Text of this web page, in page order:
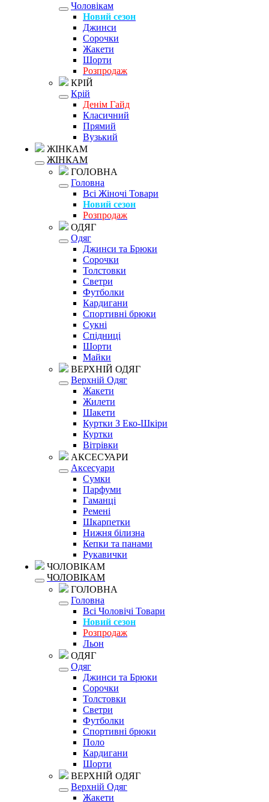
Чоловікам
Новий сезон
Джинси
Сорочки
Жакети
Шорти
Розпродаж
КРІЙ
Крій
Денім Гайд
Класичний
Прямий
Вузький
ЖІНКАМ
ЖІНКАМ
ГОЛОВНА
Головна
Всі Жіночі Товари
Новий сезон
Розпродаж
ОДЯГ
Одяг
Джинси та Брюки
Сорочки
Толстовки
Светри
Футболки
Кардигани
Спортивні брюки
Сукні
Спідниці
Шорти
Майки
ВЕРХНІЙ ОДЯГ
Верхній Одяг
Жакети
Жилети
Шакети
Куртки З Еко-Шкіри
Куртки
Вітрівки
АКСЕСУАРИ
Аксесуари
Сумки
Парфуми
Гаманці
Ремені
Шкарпетки
Нижня білизна
Кепки та панами
Рукавички
ЧОЛОВІКАМ
ЧОЛОВІКАМ
ГОЛОВНА
Головна
Всі Чоловічі Товари
Новий сезон
Розпродаж
Льон
ОДЯГ
Одяг
Джинси та Брюки
Сорочки
Толстовки
Светри
Футболки
Спортивні брюки
Поло
Кардигани
Шорти
ВЕРХНІЙ ОДЯГ
Верхній Одяг
Жакети